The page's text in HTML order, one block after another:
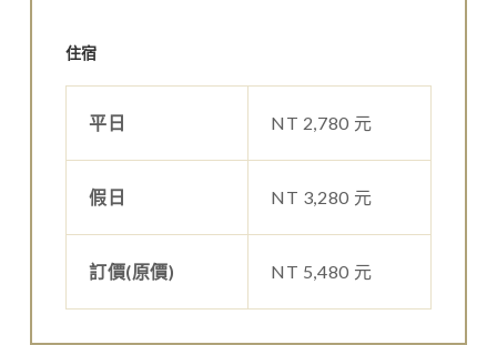
住宿
平日 NT 2,780 元
假日 NT 3,280 元
訂價(原價) NT 5,480 元